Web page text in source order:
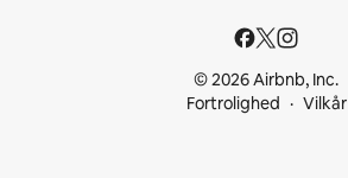
© 2026 Airbnb, Inc.
Fortrolighed
Vilkår